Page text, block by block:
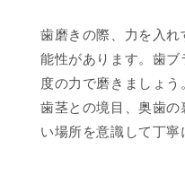
歯磨きの際、力を入
能性があります。歯
度の力で磨きましょ
歯茎との境目、奥歯
い場所を意識して丁寧